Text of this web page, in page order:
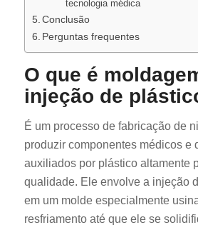
tecnologia médica
Conclusão
Perguntas frequentes
O que é
injeção de
É um processo de fabricação de
produzir componentes médicos e
auxiliados por plástico altamente
qualidade. Ele envolve a injeção
em um molde especialmente
resfriamento até que ele se